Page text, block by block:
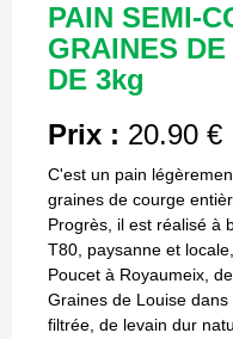
PAIN SEMI-
GRAINES
DE 3kg
Prix : 20.90 €
C'est un pain
graines de courge
Progrès, il est réalisé à
T80, paysanne et
Poucet à Royaumeix,
Graines de Louise dans
filtrée, de levain dur